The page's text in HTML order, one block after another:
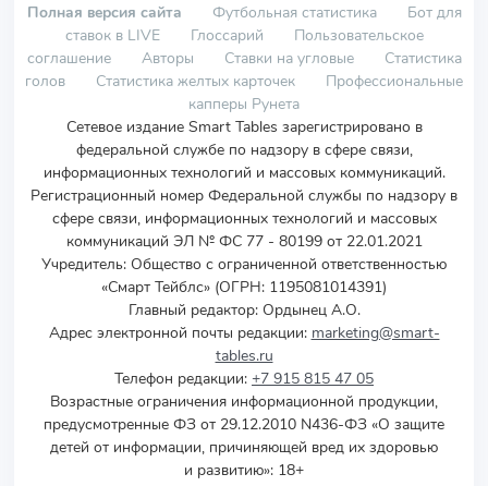
Полная версия сайта Футбольная статистика
Бот для
ставок в LIVE
Глоссарий
Пользовательское
соглашение
Авторы Ставки на угловые
Статистика
голов
Статистика желтых карточек
Профессиональные
капперы Рунета
Сетевое издание Smart Tables зарегистрировано в
федеральной службе по надзору в сфере связи,
информационных технологий и массовых коммуникаций.
Регистрационный номер Федеральной службы по надзору в
сфере связи, информационных технологий и массовых
коммуникаций ЭЛ № ФС 77 - 80199 от 22.01.2021
Учредитель: Общество с ограниченной ответственностью
«Смарт Тейблс» (ОГРН: 1195081014391)
Главный редактор: Ордынец А.О.
Адрес электронной почты редакции: marketing@smart-
tables.ru
Телефон редакции: +7 915 815 47 05
Возрастные ограничения информационной продукции,
предусмотренные ФЗ от 29.12.2010 N436-ФЗ «О защите
детей от информации, причиняющей вред их здоровью
и развитию»: 18+